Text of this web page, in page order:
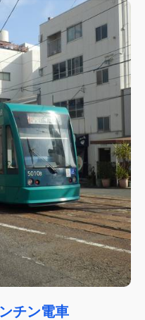
チン電車